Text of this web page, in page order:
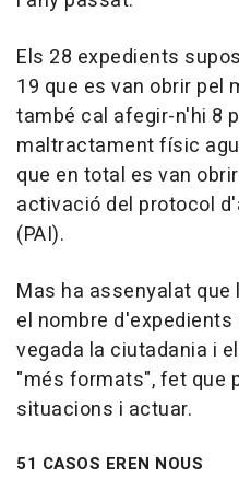
Els 28 expedients
19 que es van obrir pel
també cal afegir-n'hi 8
maltractament físic
que en total es van
activació del protocol
(PAI).
Mas ha assenyalat
el nombre
vegada la ciutadania i
"més formats", fet que
situacions i actuar.
51 CASOS EREN NOUS